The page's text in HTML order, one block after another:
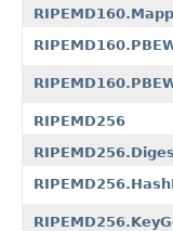
RIPEMD256